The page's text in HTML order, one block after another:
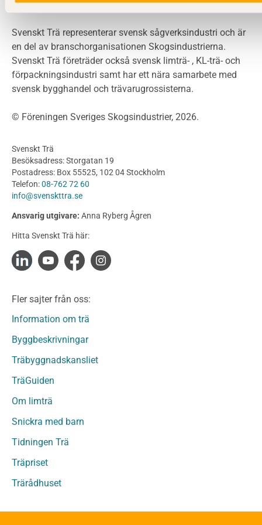
Planera ett träbygge
Klimatkalkylator hallar
Projektering av trähus - generellt
Byggsystem
Fasadsystem i skivmaterial
Bullerskärmar och andra utomhuskonstruktioner
Byggnation och utförande
Utförande
Produkter
Konstruktionsvirke
Konstruktionsvirke Behandlat
Konstruktionsvirke Fingerskarvat
Konstruktionsvirke Fingerskarvat Obehandlat
Limträ
Fanerträ
Fanerträ Obehandlat
Träpanel och Utvändig beklädnad Behandlat
Träpanel och utvändig beklädnad Obehandlat
Trägolv
Trägolv Obehandlat
Sågat virke
Sågat virke Behandlat
Övriga träprodukter
Övrigt byggvirke
Underlagsspont
utbilda och driva teknisk utveckling.
Svenskt Trä representerar svensk sågverksindustri och är
en del av branschorganisationen Skogsindustrierna.
Svenskt Trä företräder också svensk limträ- , KL-trä- och
förpackningsindustri samt har ett nära samarbete med
svensk bygghandel och trävarugrossisterna.
© Föreningen Sveriges Skogsindustrier, 2026.
Svenskt Trä
Besöksadress: Storgatan 19
Postadress: Box 55525, 102 04 Stockholm
Telefon:08-762 72 60
info@svenskttra.se
Ansvarig utgivare: Anna Ryberg Ågren
Hitta Svenskt Trä här:
Fler sajter från oss:
Information om trä
Byggbeskrivningar
Träbyggnadskansliet
TräGuiden
Om limträ
Snickra med barn
Tidningen Trä
Träpriset
Trärådhuset